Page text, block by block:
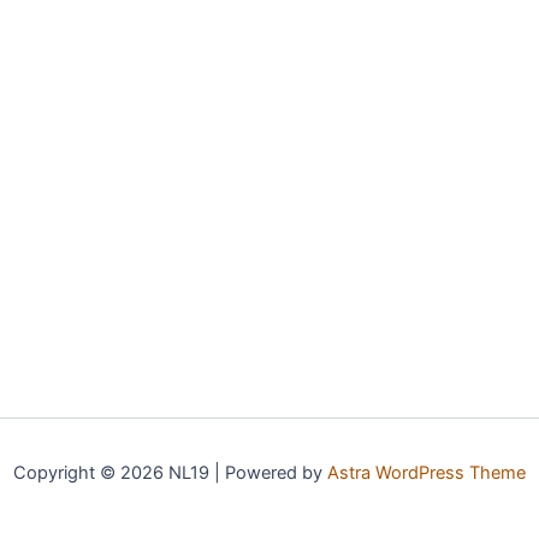
Copyright © 2026 NL19 | Powered by Astra WordPress Theme